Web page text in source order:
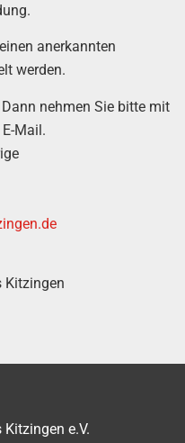
anerkannten
werden.
nehmen Sie bitte mit
Mail.
Kitzingen
e.V.